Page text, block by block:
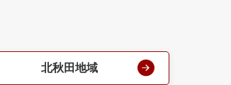
北秋田地域